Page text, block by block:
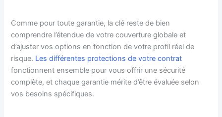
Comme pour toute garantie, la clé reste de bien
comprendre l’étendue de votre couverture globale et
d’ajuster vos options en fonction de votre profil réel de
risque. Les différentes protections de votre contrat
fonctionnent ensemble pour vous offrir une sécurité
complète, et chaque garantie mérite d’être évaluée selon
vos besoins spécifiques.